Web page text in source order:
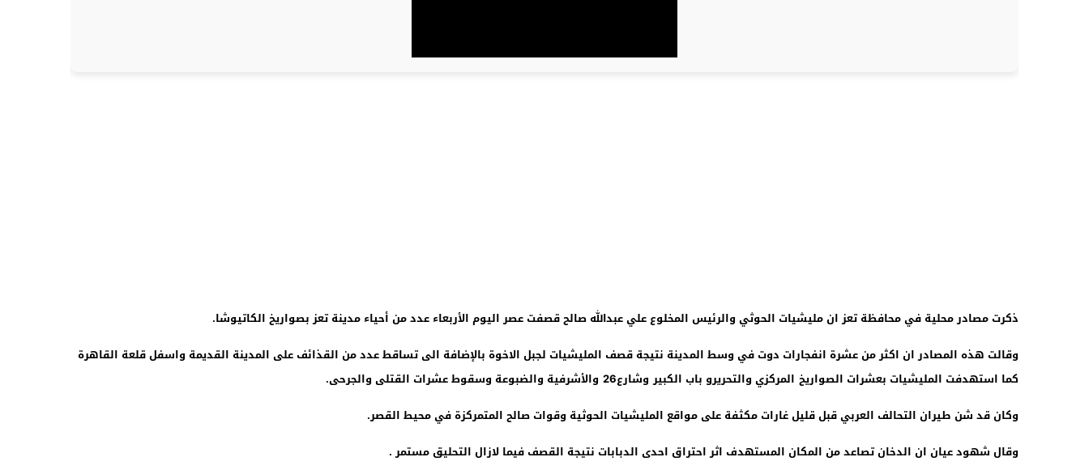
ذكرت مصادر محلية في محافظة تعز انمليشيات الحوثي والرئيس المخلوع علي عبدالله صالح قصفت عصر اليوم الأربعاء عدد من أحياء مدينة تعز بصواريخ الكاتيوشا.
وقالت هذه المصادر ان اكثر من عشرة انفجارات دوت في وسط المدينة نتيجة قصف المليشيات لجبل الاخوة بالإضافة الىتساقط عدد من القذائف على المدينة القديمة واسفل قلعة القاهرة
كما استهدفت المليشيات بعشرات الصواريخ المركزي والتحريرو باب الكبير وشارع26 والأشرفية والضبوعة وسقوط عشرات القتلى والجرحى.
وكان قد شن طيران التحالف العربي قبل قليل غارات مكثفة على مواقع المليشيات الحوثية وقوات صالح المتمركزة في محيط القصر.
وقال شهود عيان ان الدخان تصاعد من المكان المستهدف اثر احتراق احدى الدبابات نتيجة القصف فيما لازال التحليق مستمر .